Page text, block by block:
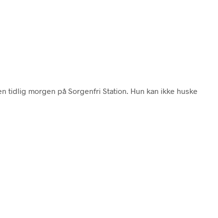
tidlig morgen på Sorgenfri Station. Hun kan ikke huske